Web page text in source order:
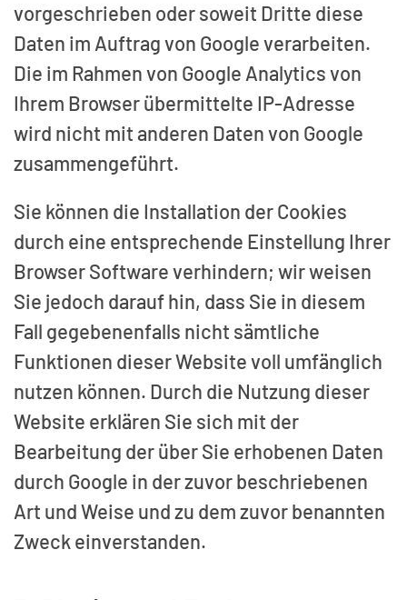
vorgeschrieben oder soweit Dritte diese
Daten im Auftrag von Google verarbeiten.
Die im Rahmen von Google Analytics von
Ihrem Browser übermittelte IP-Adresse
wird nicht mit anderen Daten von Google
zusammengeführt.
Sie können die Installation der Cookies
durch eine entsprechende Einstellung Ihrer
Browser Software verhindern; wir weisen
Sie jedoch darauf hin, dass Sie in diesem
Fall gegebenenfalls nicht sämtliche
Funktionen dieser Website voll umfänglich
nutzen können. Durch die Nutzung dieser
Website erklären Sie sich mit der
Bearbeitung der über Sie erhobenen Daten
durch Google in der zuvor beschriebenen
Art und Weise und zu dem zuvor benannten
Zweck einverstanden.